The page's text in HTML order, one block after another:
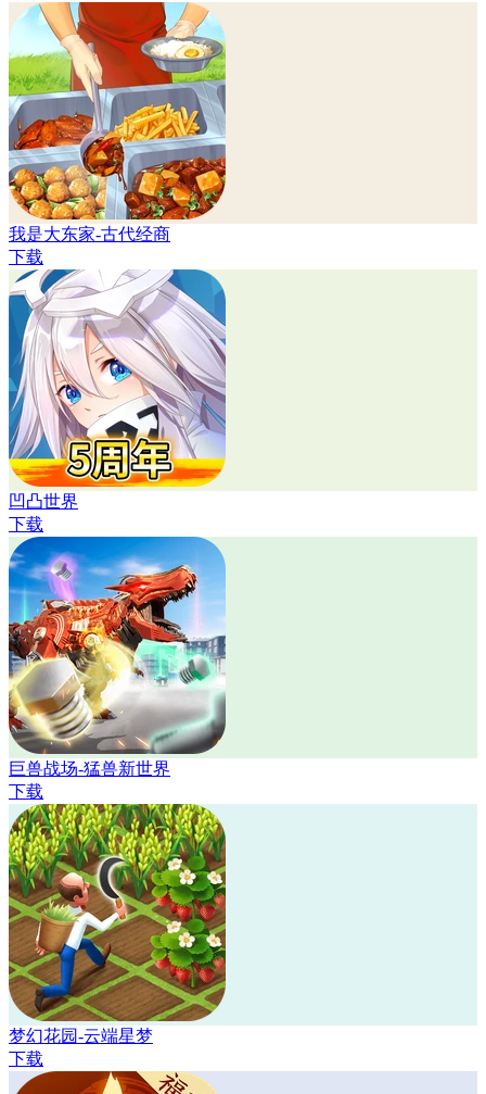
我是大东家-古代经商
下载
凹凸世界
下载
巨兽战场-猛兽新世界
下载
梦幻花园-云端星梦
下载